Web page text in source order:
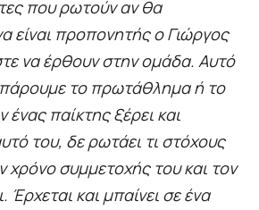
που ρωτούν αν θα
είναι προπονητής ο Γιώργος
να έρθουν στην ομάδα. Αυτό
πάρουμε το πρωτάθλημα ή το
παίκτης ξέρει και
του, δε ρωτάει τι στόχους
χρόνο συμμετοχής του και τον
Έρχεται και μπαίνει σε ένα